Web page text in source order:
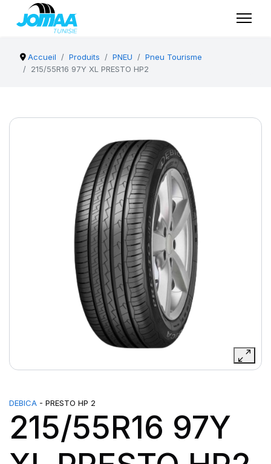
Accueil Produits PNEU
Pneu Tourisme
215/55R16 97Y XL PRESTO HP2
DEBICA - PRESTO HP 2
215/55R16 97Y